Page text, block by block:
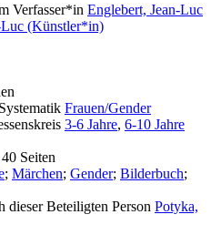
Verfasser*in Englebert, Jean-Luc
Luc (Künstler*in)
Frauen/Gender
3-6 Jahre, 6-10 Jahre
Seiten
; Märchen; Gender; Bilderbuch;
dieser Beteiligten Person Potyka,